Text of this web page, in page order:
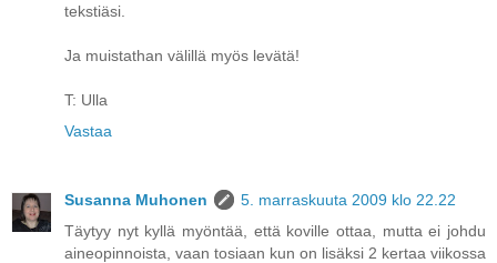
tekstiäsi.
Ja muistathan välillä myös levätä!
T: Ulla
Vastaa
Susanna Muhonen
5. marraskuuta 2009 klo 22.22
Täytyy nyt kyllä myöntää, että koville ottaa, mutta ei johdu
aineopinnoista, vaan tosiaan kun on lisäksi 2 kertaa viikossa